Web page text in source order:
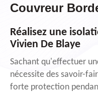
Couvreur
Réalisez une
Vivien De Blaye
Sachant qu'effectuer
nécessite des savoir-
forte protection